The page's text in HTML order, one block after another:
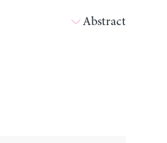
Abstract